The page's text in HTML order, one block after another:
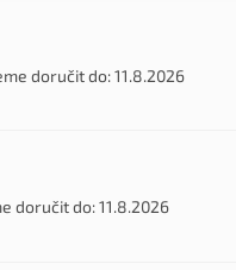
doručit do:11.8.2026
doručit do:11.8.2026